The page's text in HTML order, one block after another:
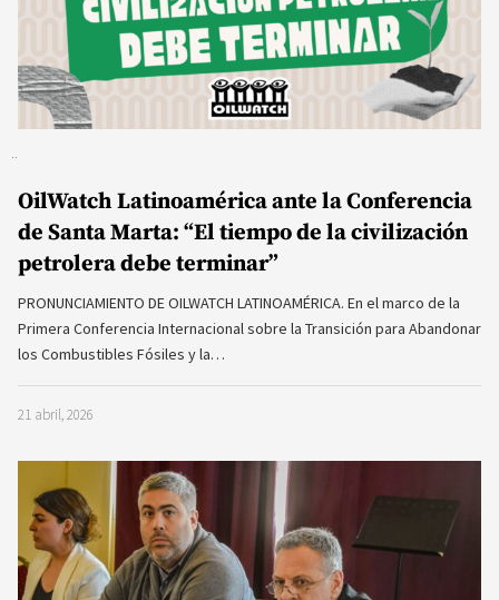
OilWatch Latinoamérica ante la Conferencia
de Santa Marta: “El tiempo de la civilización
petrolera debe terminar”
PRONUNCIAMIENTO DE OILWATCH LATINOAMÉRICA. En el marco de la
Primera Conferencia Internacional sobre la Transición para Abandonar
los Combustibles Fósiles y la…
21 abril, 2026